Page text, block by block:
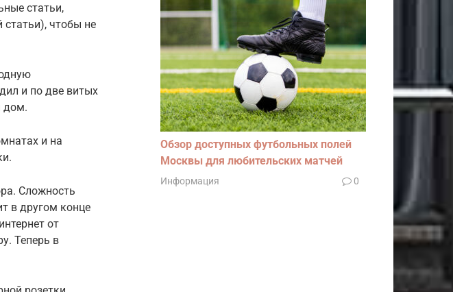
статьи,
статьи), чтобы не
и по две витых
дом.
и на
Сложность
в другом конце
от
Теперь в
Обзор доступных футбольных полей
Москвы для любительских матчей
Информация 0